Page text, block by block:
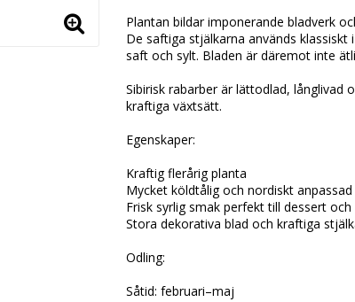
Plantan bildar imponerande bladverk
De saftiga stjälkarna används
saft och sylt. Bladen är däremot inte
Sibirisk rabarber är lättodlad, långlivad
kraftiga växtsätt.
Egenskaper:
Kraftig flerårig planta
Mycket köldtålig och nordiskt anpassad
Frisk syrlig smak perfekt till dessert och
Stora dekorativa blad och kraftiga
Odling:
Såtid: februari–maj